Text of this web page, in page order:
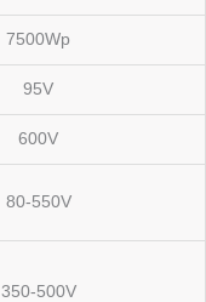
7500Wp
95V
600V
80-550V
350-500V